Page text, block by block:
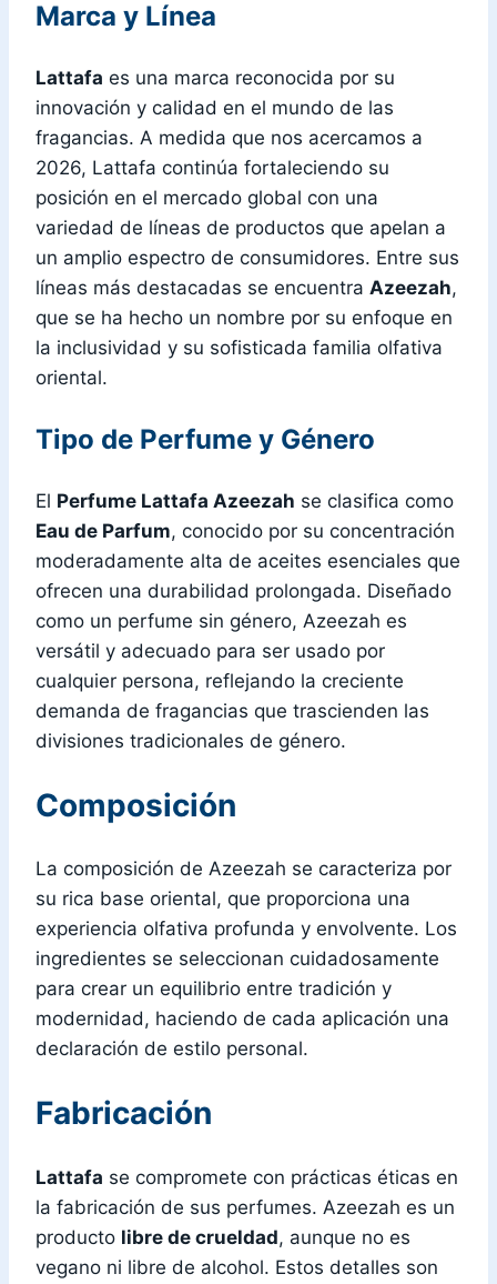
Marca y Línea
Lattafa es una marca reconocida por su
innovación y calidad en el mundo de las
fragancias. A medida que nos acercamos a
2026, Lattafa continúa fortaleciendo su
posición en el mercado global con una
variedad de líneas de productos que apelan a
un amplio espectro de consumidores. Entre sus
líneas más destacadas se encuentra Azeezah,
que se ha hecho un nombre por su enfoque en
la inclusividad y su sofisticada familia olfativa
oriental.
Tipo de Perfume y Género
El Perfume Lattafa Azeezah se clasifica como
Eau de Parfum, conocido por su concentración
moderadamente alta de aceites esenciales que
ofrecen una durabilidad prolongada. Diseñado
como un perfume sin género, Azeezah es
versátil y adecuado para ser usado por
cualquier persona, reflejando la creciente
demanda de fragancias que trascienden las
divisiones tradicionales de género.
Composición
La composición de Azeezah se caracteriza por
su rica base oriental, que proporciona una
experiencia olfativa profunda y envolvente. Los
ingredientes se seleccionan cuidadosamente
para crear un equilibrio entre tradición y
modernidad, haciendo de cada aplicación una
declaración de estilo personal.
Fabricación
Lattafa se compromete con prácticas éticas en
la fabricación de sus perfumes. Azeezah es un
producto libre de crueldad, aunque no es
vegano ni libre de alcohol. Estos detalles son